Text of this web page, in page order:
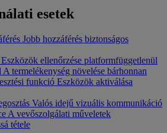
esetek
Jobb hozzáférés biztonságos
Eszközök ellenőrzése platformfüggetlenül
A termelékenység növelése bárhonnan
funkció Eszközök aktiválása
Valós idejű vizuális kommunikáció
A vevőszolgálati műveletek
tétele